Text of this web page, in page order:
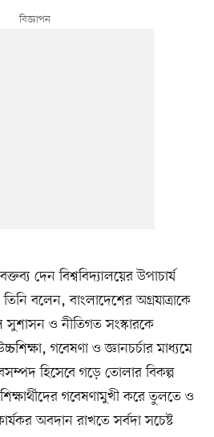
দেন বিশ্ববিদ্যালয়ের উপাচার্য
বলেন, বাংলাদেশের অগ্রযাত্রাকে
ও নীতিগত সংস্কারকে
গবেষণা ও জ্ঞানচর্চার মাধ্যমে
হিসেবে গড়ে তোলার বিকল্প
গবেষণামুখী করে তুলতে ও
অবদান রাখতে সর্বদা সচেষ্ট